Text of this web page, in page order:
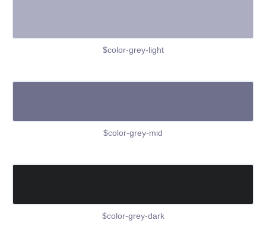
$color-grey-light
$color-grey-mid
$color-grey-dark